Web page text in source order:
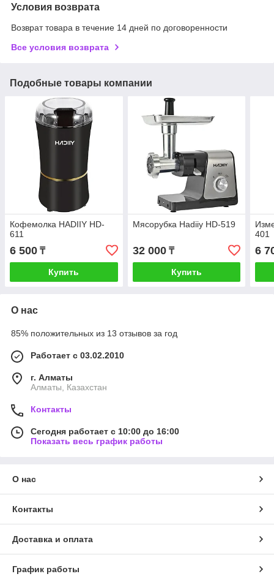
Условия возврата
Возврат товара в течение 14 дней по договоренности
Все условия возврата
Подобные товары компании
Кофемолка HADIIY HD-
611
6 500 ₸
Купить
Мясорубка Hadiiy HD-519
32 000₸
Купить
401
6
О нас
85% положительных из 13 отзывов за год
Работает с 03.02.2010
г. Алматы
Алматы, Казахстан
Контакты
Сегодня работает с 10:00 до 16:00
Показать весь график работы
О нас
Контакты
Доставка и оплата
График работы